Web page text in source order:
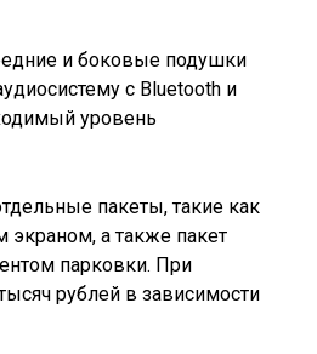
и боковые подушки
с Bluetooth и
уровень
пакеты, такие как
а также пакет
парковки. При
рублей в зависимости